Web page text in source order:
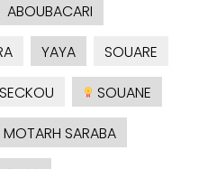
ABOUBACARI
YAYA
SOUARE
SOUANE
MOTARH SARABA